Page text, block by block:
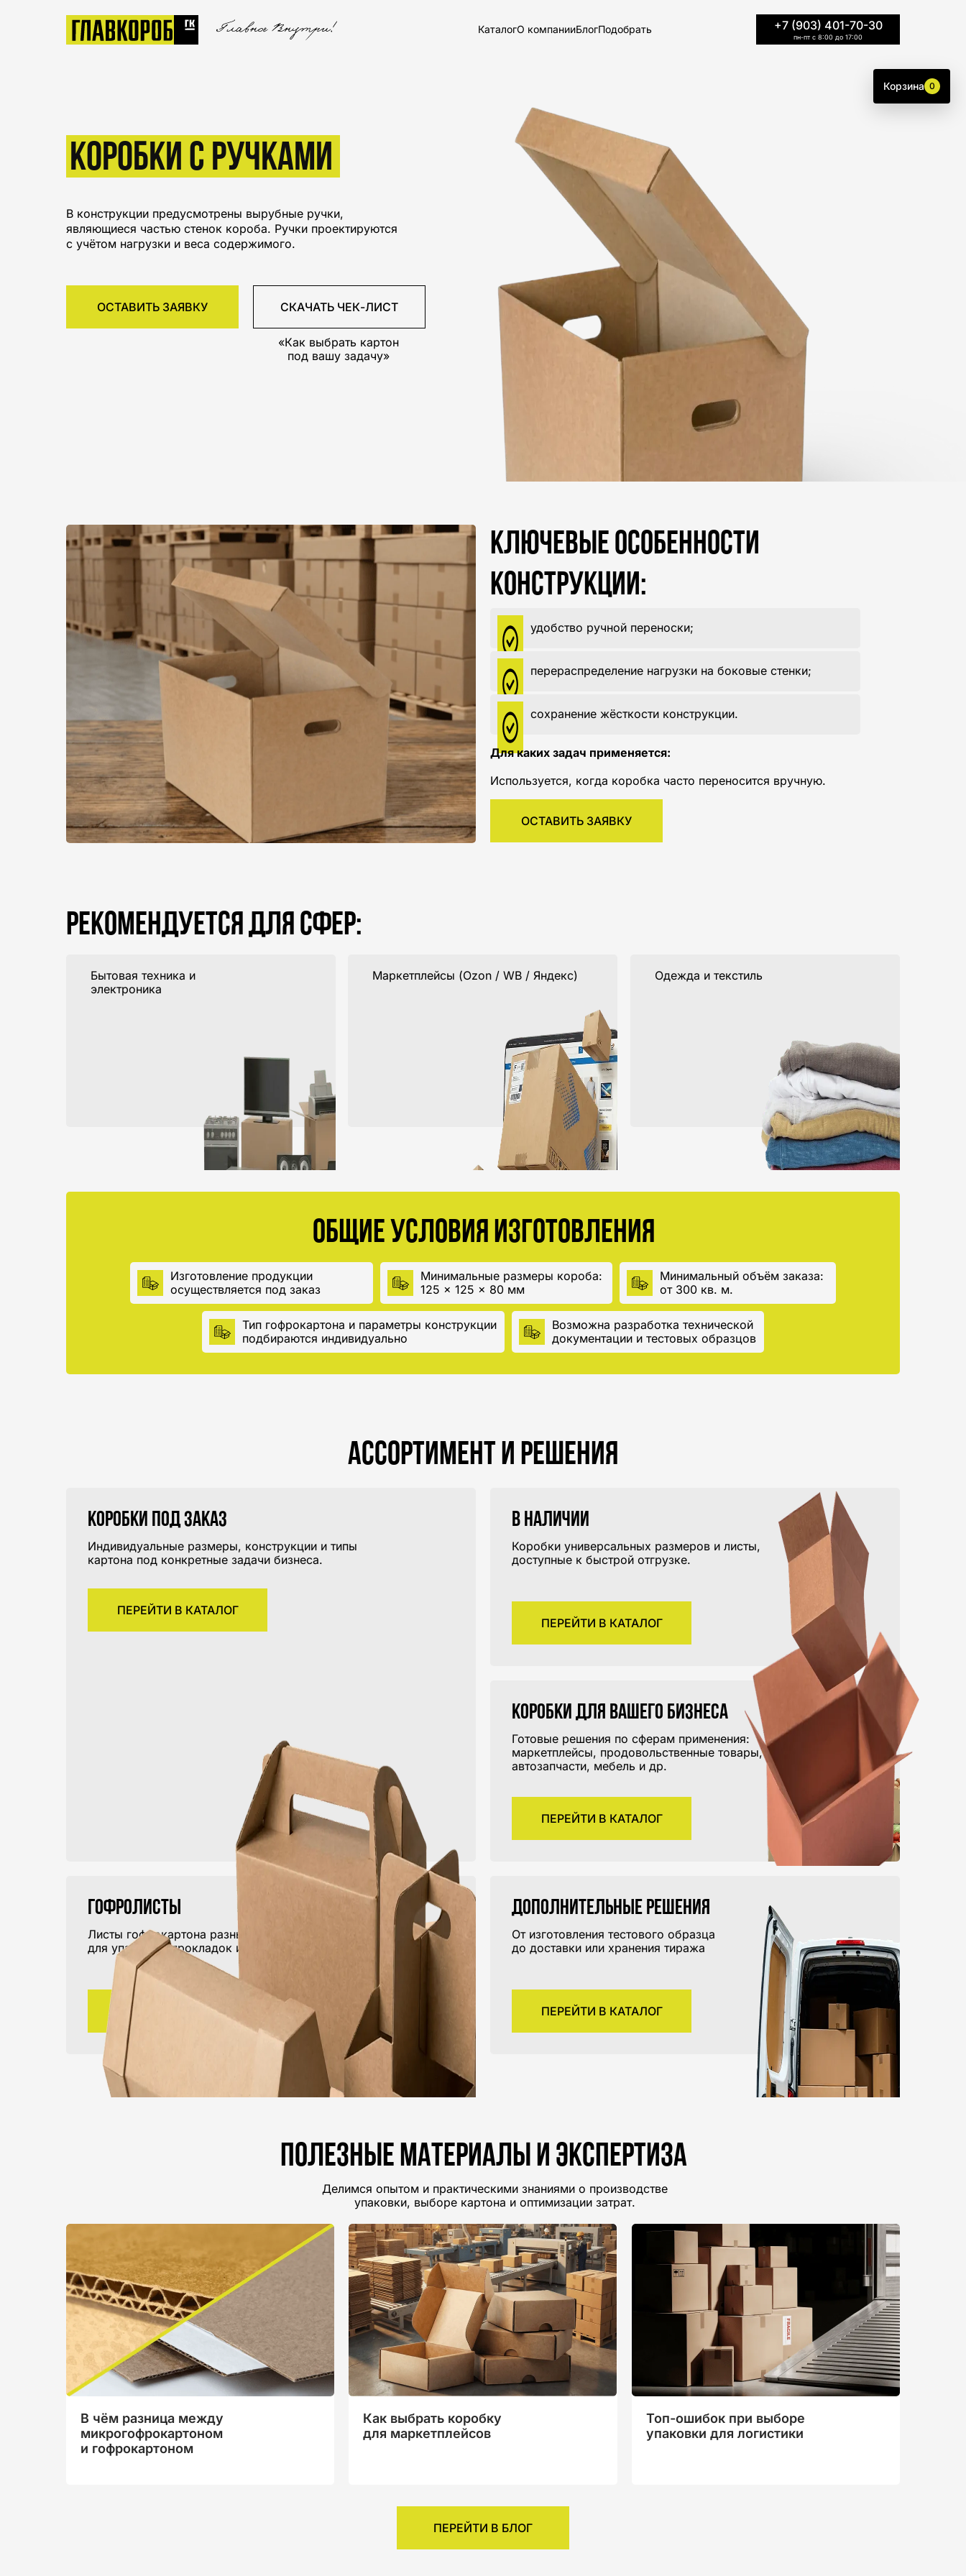
КаталогО компанииБлогПодобрать +7 (903) 401-70-30
пн-пт с 8:00 до 17:00
«Как выбрать картон
под вашу задачу»
В конструкции предусмотрены вырубные ручки,
являющиеся частью стенок короба. Ручки проектируются
с учётом нагрузки и веса содержимого.
КОРОБКИ С РУЧКАМИ
ОСТАВИТЬ ЗАЯВКУ СКАЧАТЬ ЧЕК-ЛИСТ
КЛЮЧЕВЫЕ ОСОБЕННОСТИ
КОНСТРУКЦИИ:
Используется, когда коробка часто переносится вручную.
удобство ручной переноски;
перераспределение нагрузки на боковые стенки;
сохранение жёсткости конструкции.
Для каких задач применяется:
ОСТАВИТЬ ЗАЯВКУ
РЕКОМЕНДУЕТСЯ ДЛЯ СФЕР:
Одежда и текстиль
Маркетплейсы (Ozon / WB / Яндекс)
Бытовая техника и
электроника
Изготовление продукции
осуществляется под заказ
Минимальные размеры короба:
125 × 125 × 80 мм
Минимальный объём заказа:
от 300 кв. м.
Тип гофрокартона и параметры конструкции
подбираются индивидуально
Возможна разработка технической
документации и тестовых образцов
ОБЩИЕ УСЛОВИЯ ИЗГОТОВЛЕНИЯ
Листы гофрокартона разных форматов
для упаковки, прокладок и производства.
Гофролисты
ПЕРЕЙТИ В КАТАЛОГ
От изготовления тестового образца
до доставки или хранения тиража
Дополнительные решения
ПЕРЕЙТИ В КАТАЛОГ
Готовые решения по сферам применения:
маркетплейсы, продовольственные товары,
автозапчасти, мебель и др.
Коробки для вашего бизнеса
ПЕРЕЙТИ В КАТАЛОГ
ПЕРЕЙТИ В КАТАЛОГ
Коробки универсальных размеров и листы,
доступные к быстрой отгрузке.
В наличии
ПЕРЕЙТИ В КАТАЛОГ
Коробки под заказ
Индивидуальные размеры, конструкции и типы
картона под конкретные задачи бизнеса.
Ассортимент и решения
Топ-ошибок при выборе
упаковки для логистики
Как выбрать коробку
для маркетплейсов
В чём разница между
микрогофрокартоном
и гофрокартоном
Делимся опытом и практическими знаниями о производстве
упаковки, выборе картона и оптимизации затрат.
Полезные материалы и экспертиза
ПЕРЕЙТИ В БЛОГ
Корзина 0